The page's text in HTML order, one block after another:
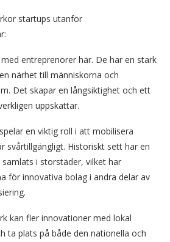
startups utanför
entreprenörer här. De har en stark
närhet till människorna och
Det skapar en långsiktighet och ett
uppskattar.
en viktig roll i att mobilisera
svårtillgängligt. Historiskt sett har en
i storstäder, vilket har
för innovativa bolag i andra delar av
kan fler innovationer med lokal
ta plats på både den nationella och